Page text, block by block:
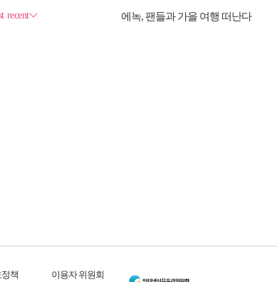
에녹, 팬들과 가을 여행 떠난다
책
이용자 위원회